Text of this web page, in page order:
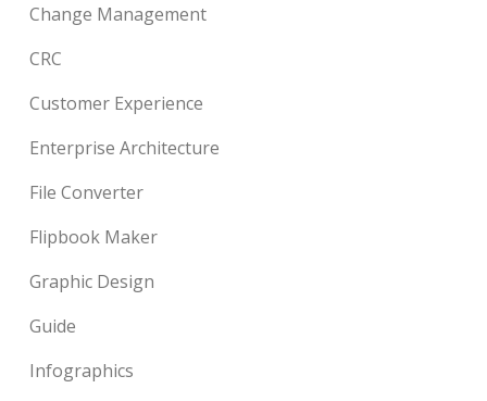
Change Management
CRC
Customer Experience
Enterprise Architecture
File Converter
Flipbook Maker
Graphic Design
Guide
Infographics